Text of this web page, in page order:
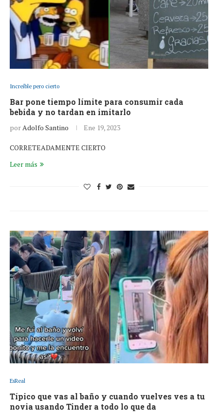
Increíble pero cierto
Bar pone tiempo límite para consumir cada
bebida y no tardan en imitarlo
porAdolfo Santino Ene 19, 2023
CORRETEADAMENTE CIERTO
Leer más
EsReal
Típico que vas al baño y cuando vuelves ves a tu
novia usando Tinder a todo lo que da